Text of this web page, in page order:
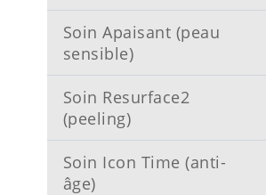
Soin Apaisant (peau
sensible)
Soin Resurface2
(peeling)
Soin Icon Time (anti-
âge)